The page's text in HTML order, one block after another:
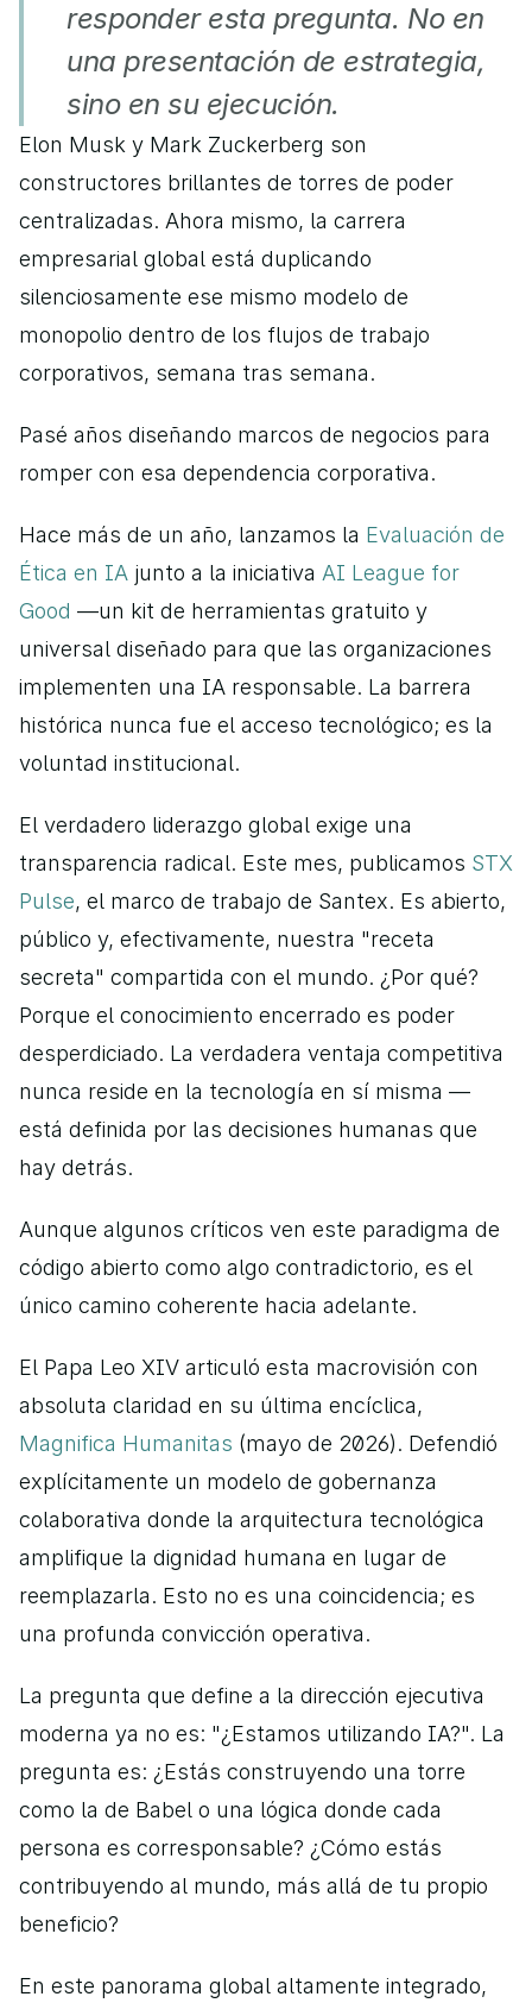
responder esta pregunta. No en
una presentación de estrategia,
sino en su ejecución.
Elon Musk y Mark Zuckerberg son
constructores brillantes de torres de poder
centralizadas. Ahora mismo, la carrera
empresarial global está duplicando
silenciosamente ese mismo modelo de
monopolio dentro de los flujos de trabajo
corporativos, semana tras semana.
Pasé años diseñando marcos de negocios para
romper con esa dependencia corporativa.
Hace más de un año, lanzamos la Evaluación de
Ética en IA junto a la iniciativa AI League for
Good —un kit de herramientas gratuito y
universal diseñado para que las organizaciones
implementen una IA responsable. La barrera
histórica nunca fue el acceso tecnológico; es la
voluntad institucional.
El verdadero liderazgo global exige una
transparencia radical. Este mes, publicamos STX
Pulse, el marco de trabajo de Santex. Es abierto,
público y, efectivamente, nuestra "receta
secreta" compartida con el mundo. ¿Por qué?
Porque el conocimiento encerrado es poder
desperdiciado. La verdadera ventaja competitiva
nunca reside en la tecnología en sí misma —
está definida por las decisiones humanas que
hay detrás.
Aunque algunos críticos ven este paradigma de
código abierto como algo contradictorio, es el
único camino coherente hacia adelante.
El Papa Leo XIV articuló esta macrovisión con
absoluta claridad en su última encíclica,
Magnifica Humanitas (mayo de 2026). Defendió
explícitamente un modelo de gobernanza
colaborativa donde la arquitectura tecnológica
amplifique la dignidad humana en lugar de
reemplazarla. Esto no es una coincidencia; es
una profunda convicción operativa.
La pregunta que define a la dirección ejecutiva
moderna ya no es: "¿Estamos utilizando IA?". La
pregunta es: ¿Estás construyendo una torre
como la de Babel o una lógica donde cada
persona es corresponsable? ¿Cómo estás
contribuyendo al mundo, más allá de tu propio
beneficio?
En este panorama global altamente integrado,